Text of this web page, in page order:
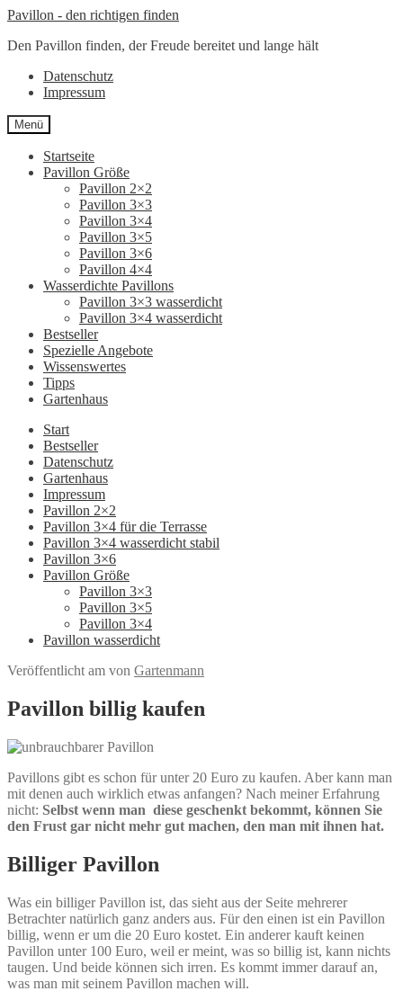
Zur
springen
Zum
springen
Pavillon - den richtigen finden
Den Pavillon finden, der Freude bereitet und lange hält
Datenschutz
Impressum
Menü
Startseite
Pavillon Größe
Pavillon 2×2
Pavillon 3×3
Pavillon 3×4
Pavillon 3×5
Pavillon 3×6
Pavillon 4×4
Wasserdichte Pavillons
Pavillon 3×3 wasserdicht
Pavillon 3×4 wasserdicht
Bestseller
Spezielle Angebote
Wissenswertes
Tipps
Gartenhaus
Start
Bestseller
Datenschutz
Gartenhaus
Impressum
Pavillon 2×2
Pavillon 3×4 für die Terrasse
Pavillon 3×4 wasserdicht stabil
Pavillon 3×6
Pavillon Größe
Pavillon 3×3
Pavillon 3×5
Pavillon 3×4
Pavillon wasserdicht
Veröffentlicht am von Gartenmann
Pavillon billig kaufen
Pavillons gibt es schon für unter 20 Euro zu kaufen. Aber kann man
mit denen auch wirklich etwas anfangen? Nach meiner Erfahrung
nicht: Selbst wenn man diese geschenkt bekommt, können Sie
den Frust gar nicht mehr gut machen, den man mit ihnen hat.
Billiger Pavillon
Was ein billiger Pavillon ist, das sieht aus der Seite mehrerer
Betrachter natürlich ganz anders aus. Für den einen ist ein Pavillon
billig, wenn er um die 20 Euro kostet. Ein anderer kauft keinen
Pavillon unter 100 Euro, weil er meint, was so billig ist, kann nichts
taugen. Und beide können sich irren. Es kommt immer darauf an,
was man mit seinem Pavillon machen will.